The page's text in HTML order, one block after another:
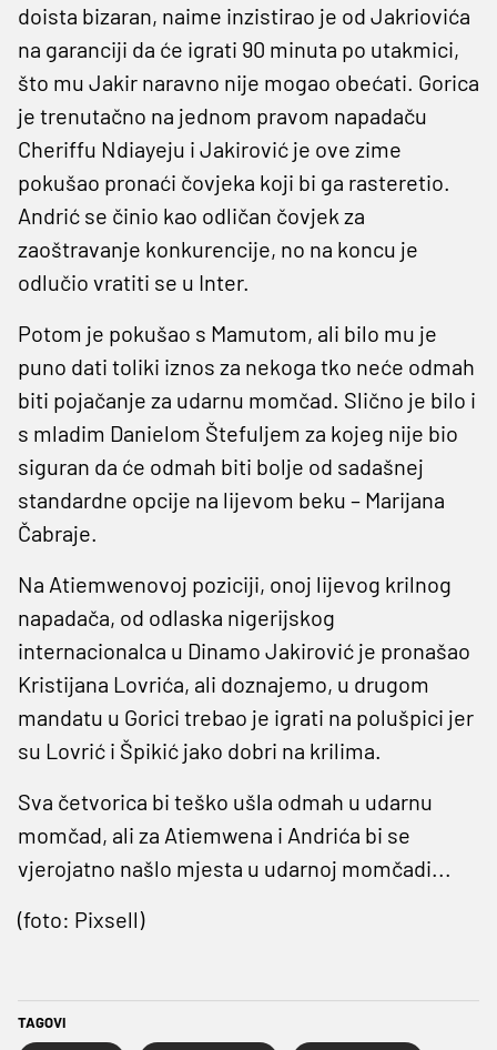
doista bizaran, naime inzistirao je od Jakriovića
na garanciji da će igrati 90 minuta po utakmici,
što mu Jakir naravno nije mogao obećati. Gorica
je trenutačno na jednom pravom napadaču
Cheriffu Ndiayeju i Jakirović je ove zime
pokušao pronaći čovjeka koji bi ga rasteretio.
Andrić se činio kao odličan čovjek za
zaoštravanje konkurencije, no na koncu je
odlučio vratiti se u Inter.
Potom je pokušao s Mamutom, ali bilo mu je
puno dati toliki iznos za nekoga tko neće odmah
biti pojačanje za udarnu momčad. Slično je bilo i
s mladim Danielom Štefuljem za kojeg nije bio
siguran da će odmah biti bolje od sadašnej
standardne opcije na lijevom beku – Marijana
Čabraje.
Na Atiemwenovoj poziciji, onoj lijevog krilnog
napadača, od odlaska nigerijskog
internacionalca u Dinamo Jakirović je pronašao
Kristijana Lovrića, ali doznajemo, u drugom
mandatu u Gorici trebao je igrati na polušpici jer
su Lovrić i Špikić jako dobri na krilima.
Sva četvorica bi teško ušla odmah u udarnu
momčad, ali za Atiemwena i Andrića bi se
vjerojatno našlo mjesta u udarnoj momčadi...
(foto: Pixsell)
TAGOVI